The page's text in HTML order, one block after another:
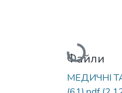
Вантажиться...
Файли
МЕДИЧНІ